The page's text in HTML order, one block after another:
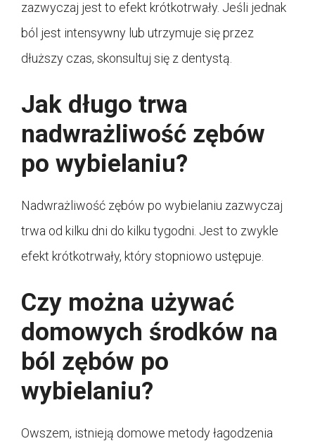
zazwyczaj jest to efekt krótkotrwały. Jeśli jednak
ból jest intensywny lub utrzymuje się przez
dłuższy czas, skonsultuj się z dentystą.
Jak długo trwa
nadwrażliwość zębów
po wybielaniu?
Nadwrażliwość zębów po wybielaniu zazwyczaj
trwa od kilku dni do kilku tygodni. Jest to zwykle
efekt krótkotrwały, który stopniowo ustępuje.
Czy można używać
domowych środków na
ból zębów po
wybielaniu?
Owszem, istnieją domowe metody łagodzenia